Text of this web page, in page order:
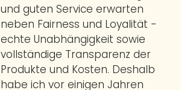
und guten Service erwarten
neben Fairness und Loyalität -
echte Unabhängigkeit sowie
vollständige Transparenz der
Produkte und Kosten. Deshalb
habe ich vor einigen Jahren